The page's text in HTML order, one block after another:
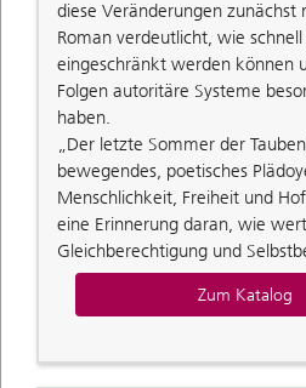
diese Veränderungen zunächst
Roman verdeutlicht, wie
eingeschränkt werden können
Folgen autoritäre Systeme
haben.
„Der letzte Sommer der
bewegendes, poetisches
Menschlichkeit, Freiheit und
eine Erinnerung daran, wie
Gleichberechtigung und
Zum Katalog